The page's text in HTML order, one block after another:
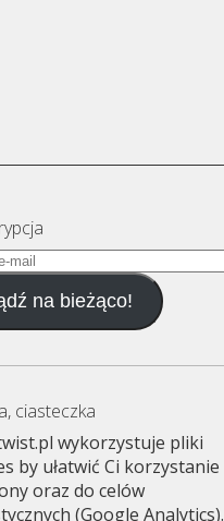
na bieżąco!
ciasteczka
wykorzystuje pliki
by ułatwić Ci korzystanie
oraz do celów
(Google Analytics).